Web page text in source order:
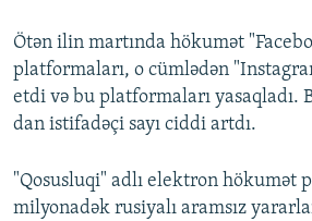
Ötən ilin martında hökumət
platformaları, o cümlədən
etdi və bu platformaları yasaqladı.
dan istifadəçi sayı ciddi artdı.
"Qosusluqi" adlı elektron hökumət
milyonadək rusiyalı aramsız